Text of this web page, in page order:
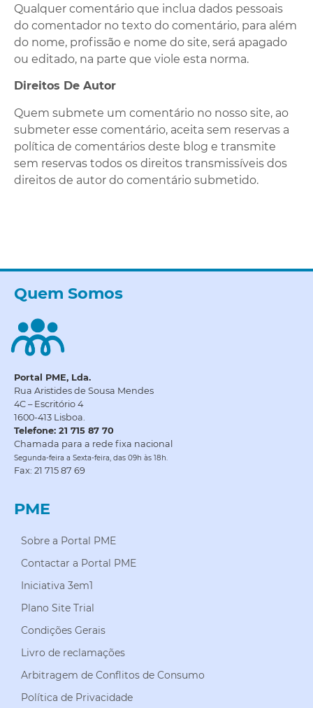
Qualquer comentário que inclua dados pessoais
do comentador no texto do comentário, para além
do nome, profissão e nome do site, será apagado
ou editado, na parte que viole esta norma.
Direitos De Autor
Quem submete um comentário no nosso site, ao
submeter esse comentário, aceita sem reservas a
política de comentários deste blog e transmite
sem reservas todos os direitos transmissíveis dos
direitos de autor do comentário submetido.
Quem Somos
Portal PME, Lda.
Rua Aristides de Sousa Mendes
4C – Escritório 4
1600-413 Lisboa.
Telefone: 21 715 87 70
Chamada para a rede fixa nacional
Segunda-feira a Sexta-feira, das 09h às 18h.
Fax: 21 715 87 69
PME
Sobre a Portal PME
Contactar a Portal PME
Iniciativa 3em1
Plano Site Trial
Condições Gerais
Livro de reclamações
Arbitragem de Conflitos de Consumo
Política de Privacidade